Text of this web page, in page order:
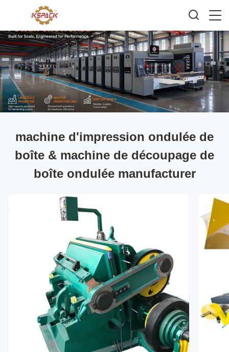
machine d'impression ondulée de
boîte & machine de découpage de
boîte ondulée manufacturer